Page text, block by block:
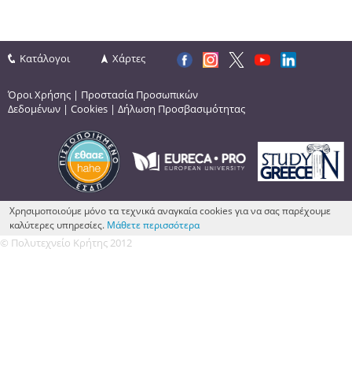
Κατάλογοι Χάρτες
Όροι Χρήσης | Προστασία Προσωπικών
Δεδομένων | Cookies | Δήλωση Προσβασιμότητας
Χρησιμοποιούμε μόνο τα τεχνικά αναγκαία cookies για να σας παρέχουμε
καλύτερες υπηρεσίες. Μάθετε περισσότερα
© Πολυτεχνείο Κρήτης 2012